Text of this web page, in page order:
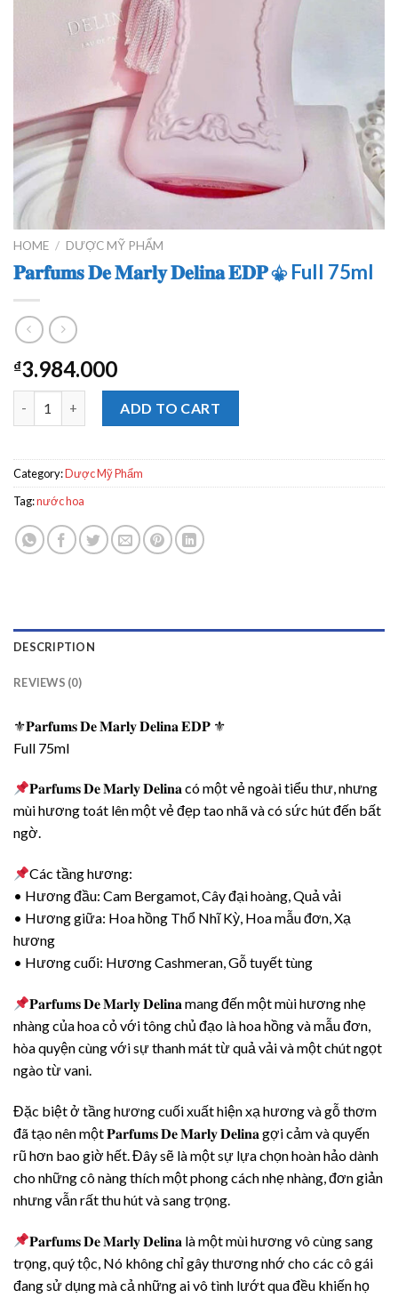
HOME / DƯỢC MỸ PHẨM
𝐏𝐚𝐫𝐟𝐮𝐦𝐬 𝐃𝐞 𝐌𝐚𝐫𝐥𝐲 𝐃𝐞𝐥𝐢𝐧𝐚 𝐄𝐃𝐏 ⚜ Full 75ml
₫3.984.000
ADD TO CART
Category:Dược Mỹ Phẩm
Tag:nước hoa
DESCRIPTION
REVIEWS (0)
⚜𝐏𝐚𝐫𝐟𝐮𝐦𝐬 𝐃𝐞 𝐌𝐚𝐫𝐥𝐲 𝐃𝐞𝐥𝐢𝐧𝐚 𝐄𝐃𝐏 ⚜
Full 75ml
𝐏𝐚𝐫𝐟𝐮𝐦𝐬 𝐃𝐞 𝐌𝐚𝐫𝐥𝐲 𝐃𝐞𝐥𝐢𝐧𝐚 có một vẻ ngoài tiểu thư, nhưng
mùi hương toát lên một vẻ đẹp tao nhã và có sức hút đến bất
ngờ.
Các tầng hương:
• Hương đầu: Cam Bergamot, Cây đại hoàng, Quả vải
• Hương giữa: Hoa hồng Thổ Nhĩ Kỳ, Hoa mẫu đơn, Xạ
hương
• Hương cuối: Hương Cashmeran, Gỗ tuyết tùng
𝐏𝐚𝐫𝐟𝐮𝐦𝐬 𝐃𝐞 𝐌𝐚𝐫𝐥𝐲 𝐃𝐞𝐥𝐢𝐧𝐚 mang đến một mùi hương nhẹ
nhàng của hoa cỏ với tông chủ đạo là hoa hồng và mẫu đơn,
hòa quyện cùng với sự thanh mát từ quả vải và một chút ngọt
ngào từ vani.
Đặc biệt ở tầng hương cuối xuất hiện xạ hương và gỗ thơm
đã tạo nên một 𝐏𝐚𝐫𝐟𝐮𝐦𝐬 𝐃𝐞 𝐌𝐚𝐫𝐥𝐲 𝐃𝐞𝐥𝐢𝐧𝐚 gợi cảm và quyến
rũ hơn bao giờ hết. Đây sẽ là một sự lựa chọn hoàn hảo dành
cho những cô nàng thích một phong cách nhẹ nhàng, đơn giản
nhưng vẫn rất thu hút và sang trọng.
𝐏𝐚𝐫𝐟𝐮𝐦𝐬 𝐃𝐞 𝐌𝐚𝐫𝐥𝐲 𝐃𝐞𝐥𝐢𝐧𝐚 là một mùi hương vô cùng sang
trọng, quý tộc, Nó không chỉ gây thương nhớ cho các cô gái
đang sử dụng mà cả những ai vô tình lướt qua đều khiến họ